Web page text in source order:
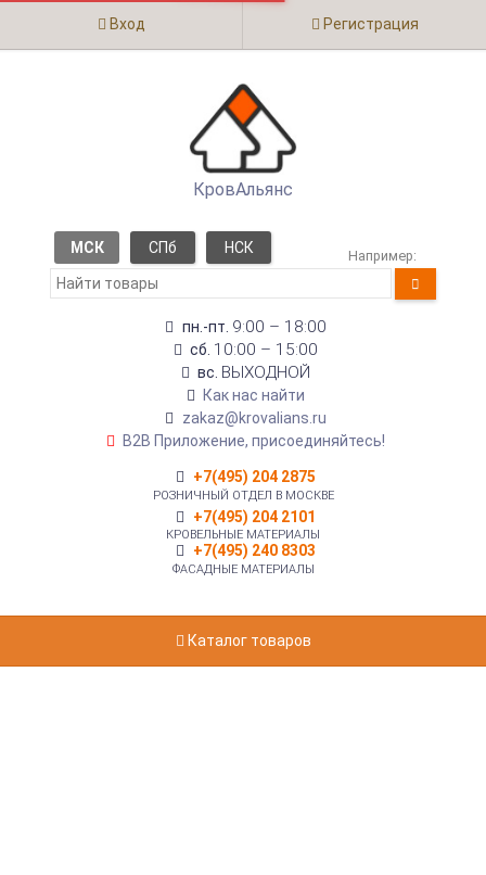
Вход Регистрация
КровАльянс
МСК СПб НСК Например:
пн.-пт. 9:00 – 18:00
сб. 10:00 – 15:00
вс. ВЫХОДНОЙ
Как нас найти
zakaz@krovalians.ru
B2B Приложение, присоединяйтесь!
+7(495) 204 2875
РОЗНИЧНЫЙ ОТДЕЛ В МОСКВЕ
+7(495) 204 2101
КРОВЕЛЬНЫЕ МАТЕРИАЛЫ
+7(495) 240 8303
ФАСАДНЫЕ МАТЕРИАЛЫ
Каталог товаров